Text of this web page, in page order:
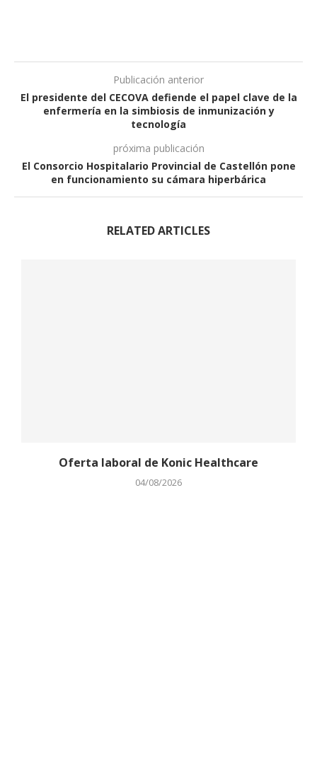
Publicación anterior
El presidente del CECOVA defiende el papel clave de la
enfermería en la simbiosis de inmunización y
tecnología
próxima publicación
El Consorcio Hospitalario Provincial de Castellón pone
en funcionamiento su cámara hiperbárica
RELATED ARTICLES
Oferta laboral de Konic Healthcare
04/08/2026